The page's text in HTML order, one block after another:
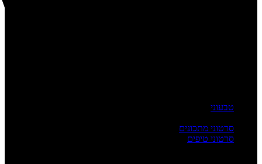
טבעוני
סרטוני מתכונים
סרטוני טיפים